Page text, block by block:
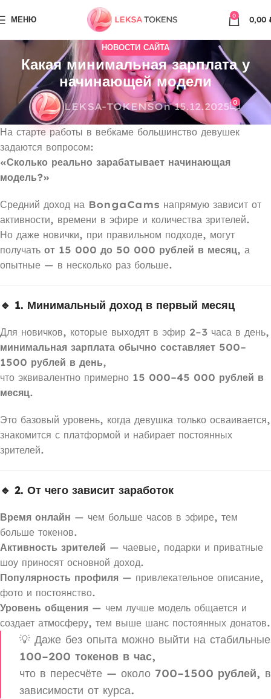
МЕНЮ 0 0,00
НОВОСТИ САЙТА
Какая минимальная зарплата у
начинающей модели
LEKSA-TOKENSOn 15.12.2025 0
На старте работы в вебкаме большинство девушек
задаются вопросом:
«Сколько реально зарабатывает начинающая
модель?»
Средний доход на BongaCams напрямую зависит от
активности, времени в эфире и количества зрителей.
Но даже новички, при правильном подходе, могут
получать от 15 000 до 50 000 рублей в месяц, а
опытные — в несколько раз больше.
🔹 1. Минимальный доход в первый месяц
Для новичков, которые выходят в эфир 2–3 часа в день,
минимальная зарплата обычно составляет 500–
1500 рублей в день,
что эквивалентно примерно 15 000–45 000 рублей в
месяц.
Это базовый уровень, когда девушка только осваивается,
знакомится с платформой и набирает постоянных
зрителей.
🔹 2. От чего зависит заработок
Время онлайн — чем больше часов в эфире, тем
больше токенов.
Активность зрителей — чаевые, подарки и приватные
шоу приносят основной доход.
Популярность профиля — привлекательное описание,
фото и постоянство.
Уровень общения — чем лучше модель общается и
создает атмосферу, тем выше шанс постоянных донатов.
💡 Даже без опыта можно выйти на стабильные
100–200 токенов в час,
что в пересчёте — около 700–1500 рублей, в
зависимости от курса.